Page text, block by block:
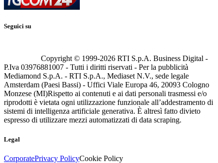
Seguici su
Copyright © 1999-2026 RTI S.p.A. Business Digital -
P.Iva 03976881007 - Tutti i diritti riservati - Per la pubblicità
Mediamond S.p.A. - RTI S.p.A., Mediaset N.V., sede legale
Amsterdam (Paesi Bassi) - Uffici Viale Europa 46, 20093 Cologno
Monzese (MI)Rispetto ai contenuti e ai dati personali trasmessi e/o
riprodotti è vietata ogni utilizzazione funzionale all’addestramento di
sistemi di intelligenza artificiale generativa. È altresì fatto divieto
espresso di utilizzare mezzi automatizzati di data scraping.
Legal
CorporatePrivacy PolicyCookie Policy